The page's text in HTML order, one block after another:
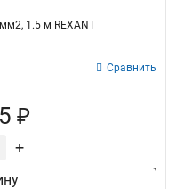
1.5 м REXANT
Сравнить
₽
+